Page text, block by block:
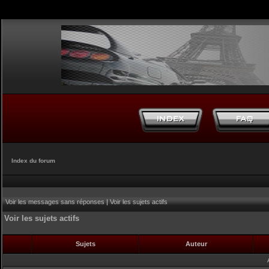
Index du forum
Voir les messages sans réponses|Voir les sujets actifs
Voir les sujets actifs
Sujets Auteur